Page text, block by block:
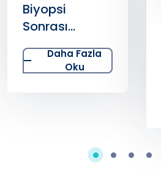
Biyopsi
Sonrası
Enfeksiyon
Hastalıkları Sık
Görülür Mü?
Daha Fazla
Oku